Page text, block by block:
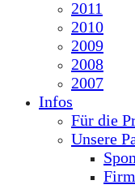
2011
2010
2009
2008
2007
Infos
Für die
Unsere